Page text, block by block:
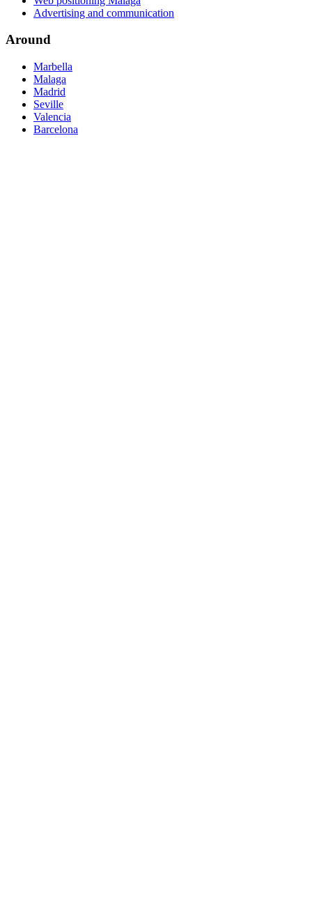
Advertising and communication
Around
Marbella
Malaga
Madrid
Seville
Valencia
Barcelona